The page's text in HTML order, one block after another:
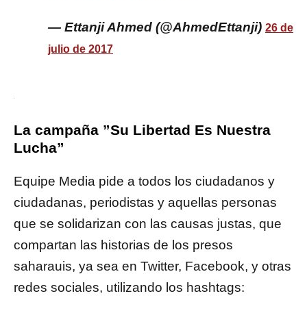
— Ettanji Ahmed (@AhmedEttanji) 26 de
julio de 2017
La campaña ”Su Libertad Es Nuestra
Lucha”
Equipe Media pide a todos los ciudadanos y
ciudadanas, periodistas y aquellas personas
que se solidarizan con las causas justas, que
compartan las historias de los presos
saharauis, ya sea en Twitter, Facebook, y otras
redes sociales, utilizando los hashtags: